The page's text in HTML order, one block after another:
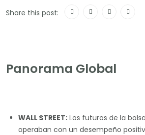
Share this post:
Panorama Global
WALL STREET: Los futuros de la
operaban con un desempeño